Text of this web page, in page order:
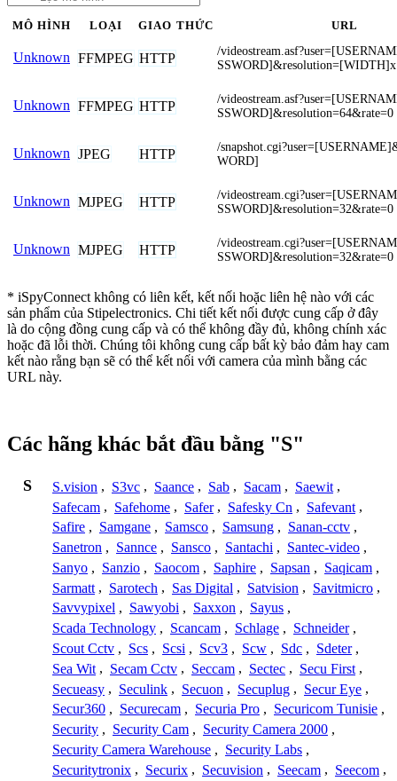
MÔ HÌNH LOẠI GIAO THỨC URL
Unknown FFMPEG HTTP
/
Unknown FFMPEG HTTP
/
SSWORD]&resolution=64&rate=0
Unknown JPEG HTTP
/
WORD]
Unknown MJPEG HTTP
/
SSWORD]&resolution=32&rate=0
Unknown MJPEG HTTP
/
SSWORD]&resolution=32&rate=0
* iSpyConnect không có liên kết, kết nối hoặc liên hệ nào với các
sản phẩm của Stipelectronics. Chi tiết kết nối được cung cấp ở đây
là do cộng đồng cung cấp và có thể không đầy đủ, không chính xác
hoặc đã lỗi thời. Chúng tôi không cung cấp bất kỳ bảo đảm hay cam
kết nào rằng bạn sẽ có thể kết nối với camera của mình bằng các
URL này.
Các hãng khác bắt đầu bằng "S"
S S.vision , S3vc , Saance , Sab , Sacam , Saewit ,
Safecam , Safehome , Safer , Safesky Cn , Safevant ,
Safire , Samgane , Samsco , Samsung , Sanan-cctv ,
Sanetron , Sannce , Sansco , Santachi , Santec-video ,
Sanyo , Sanzio , Saocom , Saphire , Sapsan , Saqicam ,
Sarmatt , Sarotech , Sas Digital , Satvision , Savitmicro ,
Savvypixel , Sawyobi , Saxxon , Sayus ,
Scada Technology , Scancam , Schlage , Schneider ,
Scout Cctv , Scs , Scsi , Scv3 , Scw , Sdc , Sdeter ,
Sea Wit , Secam Cctv , Seccam , Sectec , Secu First ,
Secueasy , Seculink , Secuon , Secuplug , Secur Eye ,
Secur360 , Securecam , Securia Pro , Securicom Tunisie ,
Security , Security Cam , Security Camera 2000 ,
Security Camera Warehouse , Security Labs ,
Securitytronix , Securix , Secuvision , Seecam , Seecom ,